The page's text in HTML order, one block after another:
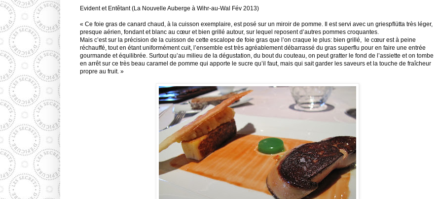
Evident et Entêtant (La Nouvelle Auberge à Wihr-au-Wal Fév 2013)
« Ce foie gras de canard chaud, à la cuisson exemplaire, est posé sur un miroir de pomme. Il est servi avec un griespflütta très léger,
presque aérien, fondant et blanc au cœur et bien grillé autour, sur lequel reposent d’autres pommes croquantes.
Mais c’est sur la précision de la cuisson de cette escalope de foie gras que l’on craque le plus: bien grillé, le cœur est à peine
réchauffé, tout en étant uniformément cuit, l’ensemble est très agréablement débarrassé du gras superflu pour en faire une entrée
gourmande et équilibrée. Surtout qu’au milieu de la dégustation, du bout du couteau, on peut gratter le fond de l’assiette et on tombe
en arrêt sur ce très beau caramel de pomme qui apporte le sucre qu’il faut, mais qui sait garder les saveurs et la touche de fraîcheur
propre au fruit. »